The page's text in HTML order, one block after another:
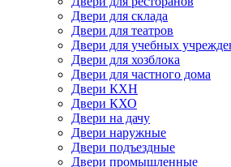
Двери для склада
Двери для театров
Двери для учебных
Двери для хозблока
Двери для частного дома
Двери КХН
Двери КХО
Двери на дачу
Двери наружные
Двери подъездные
Двери промышленные